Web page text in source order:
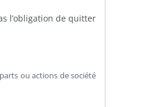
l’obligation de quitter
ou actions de société